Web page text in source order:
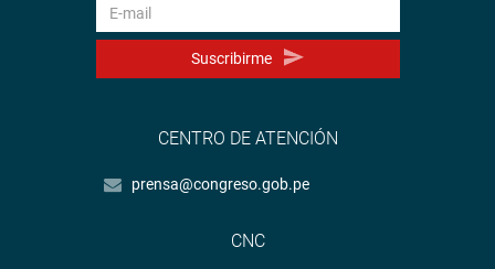
Suscribirme
CENTRO DE ATENCIÓN
prensa@congreso.gob.pe
CNC